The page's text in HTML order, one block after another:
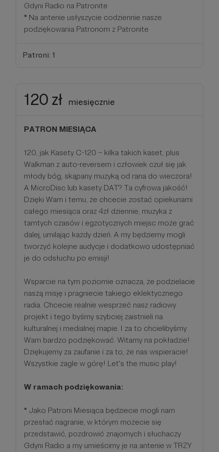
Gdyni Radio na Patronite
* Na antenie usłyszycie codziennie nasze
podziękowania Patronom z Patronite
Patroni: 1
120 zł miesięcznie
PATRON MIESIĄCA
120, jak Kasety C-120 – kilka takich kaset, plus
Walkman z auto-reversem i człowiek czuł się jak
młody bóg, skąpany muzyką od rana do wieczora!
A MicroDisc lub kasety DAT? Ta cyfrowa jakość!
Dzięki Wam i temu, że chcecie zostać opiekunami
całego miesiąca oraz 4zł dziennie, muzyka z
tamtych czasów i egzotycznych miejsc może grać
dalej, umilając każdy dzień. A my będziemy mogli
tworzyć kolejne audycje i dodatkowo udostępniać
je do odsłuchu po emisji!
Wsparcie na tym poziomie oznacza, że podzielacie
naszą misję i pragniecie takiego eklektycznego
radia. Chcecie realnie wesprzeć nasz radiowy
projekt i tego byśmy szybciej zaistnieli na
kulturalnej i medialnej mapie. I za to chcielibyśmy
Wam bardzo podziękować. Witamy na pokładzie!
Dziękujemy za zaufanie i za to, że nas wspieracie!
Wszystkie żagle w górę! Let's the music play!
W ramach podziękowania:
* Jako Patroni Miesiąca będziecie mogli nam
przesłać nagranie, w którym możecie się
przedstawić, pozdrowić znajomych i słuchaczy
Gdyni Radio a my umieścimy je na antenie w TRZY